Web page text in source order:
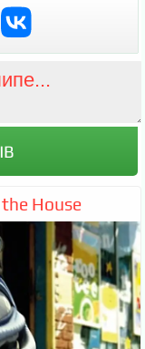
the House